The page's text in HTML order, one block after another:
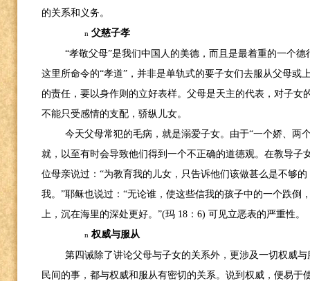
的关系和义务。
n 父慈子孝
“孝敬父母”是我们中国人的美德，而且是最着重的一个
这里所命令的“孝道”，并非是单轨式的要子女们去服从父母或
的责任，要以身作则的立好表样。父母是天主的代表，对子女
不能只受感情的支配，骄纵儿女。
今天父母常犯的毛病，就是溺爱子女。由于“一个娇、两
就，以至有时会导致他们得到一个不正确的道德观。在教导子
位母亲说过：“为教育我的儿女，只告诉他们该做甚么是不够
我。”耶稣也说过：“无论谁，使这些信我的孩子中的一个跌倒
上，沉在海里的深处更好。”(玛 18 ：6)可见立恶表的严重性。
n 权威与服从
第四诫除了讲论父母与子女的关系外，更涉及一切权威
民间的事，都与权威和服从有密切的关系。说到权威，便易于